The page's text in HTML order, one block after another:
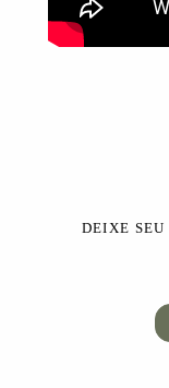
DEIXE